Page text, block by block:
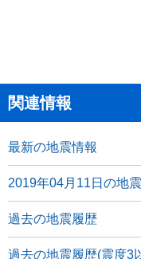
関連情報
最新の地震情報
2019年04月11日の地
過去の地震履歴
過去の地震履歴(震度3